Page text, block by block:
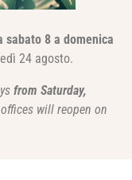
sabato 8 a domenica
24 agosto.
from Saturday,
will reopen on